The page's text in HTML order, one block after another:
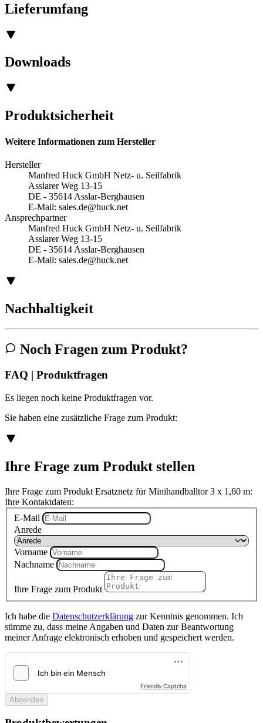
Lieferumfang
Downloads
Produktsicherheit
Weitere Informationen zum Hersteller
Hersteller
Manfred Huck GmbH Netz- u. Seilfabrik
Asslarer Weg 13-15
DE - 35614 Asslar-Berghausen
E-Mail: sales.de@huck.net
Ansprechpartner
Manfred Huck GmbH Netz- u. Seilfabrik
Asslarer Weg 13-15
DE - 35614 Asslar-Berghausen
E-Mail: sales.de@huck.net
Nachhaltigkeit
Noch Fragen zum Produkt?
FAQ | Produktfragen
Es liegen noch keine Produktfragen vor.
Sie haben eine zusätzliche Frage zum Produkt:
Ihre Frage zum Produkt stellen
Ihre Frage zum Produkt Ersatznetz für Minihandballtor 3 x 1,60 m:
Ihre Kontaktdaten:
E-Mail
Anrede
Vorname
Nachname
Ihre Frage zum Produkt
Ich habe die Datenschutzerklärung zur Kenntnis genommen. Ich
stimme zu, dass meine Angaben und Daten zur Beantwortung
meiner Anfrage elektronisch erhoben und gespeichert werden.
Friendly Captcha
Absenden